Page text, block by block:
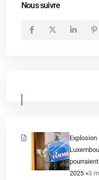
Nous suivre
2025 »3